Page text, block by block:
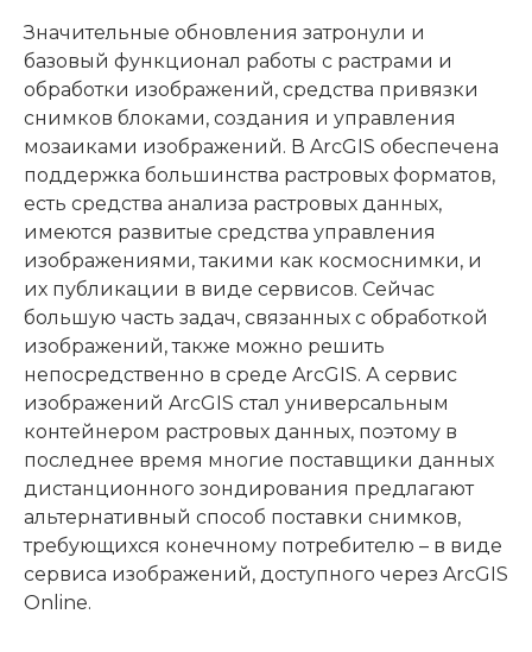
Значительные обновления затронули и
базовый функционал работы с растрами и
обработки изображений, средства привязки
снимков блоками, создания и управления
мозаиками изображений. В ArcGIS обеспечена
поддержка большинства растровых форматов,
есть средства анализа растровых данных,
имеются развитые средства управления
изображениями, такими как космоснимки, и
их публикации в виде сервисов. Сейчас
большую часть задач, связанных с обработкой
изображений, также можно решить
непосредственно в среде ArcGIS. А сервис
изображений ArcGIS стал универсальным
контейнером растровых данных, поэтому в
последнее время многие поставщики данных
дистанционного зондирования предлагают
альтернативный способ поставки снимков,
требующихся конечному потребителю – в виде
сервиса изображений, доступного через ArcGIS
Online.